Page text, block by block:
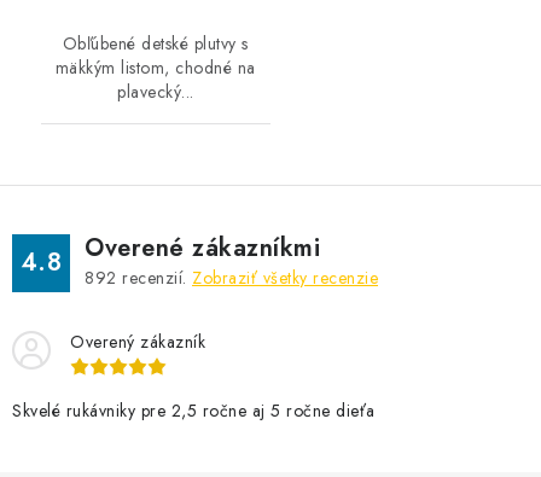
Obľúbené detské plutvy s
mäkkým listom, chodné na
plavecký...
4.8 Overené zákazníkmi
892 recenzií. Zobraziť všetky recenzie
Overený zákazník
Skvelé rukávniky pre 2,5 ročne aj 5 ročne dieťa